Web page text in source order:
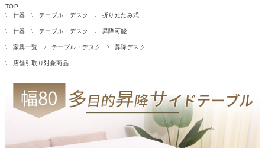
TOP
什器
テーブル・デスク 折りたたみ式
什器 テーブル・デスク 昇降可能
家具一覧 テーブル・デスク 昇降デスク
店舗引取り対象商品